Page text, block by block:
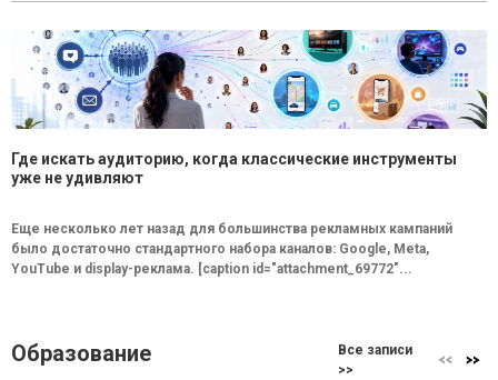
Где искать аудиторию, когда классические инструменты
уже не удивляют
Еще несколько лет назад для большинства рекламных кампаний
было достаточно стандартного набора каналов: Google, Meta,
YouTube и display-реклама. [caption id="attachment_69772"...
Образование
Все записи
>>